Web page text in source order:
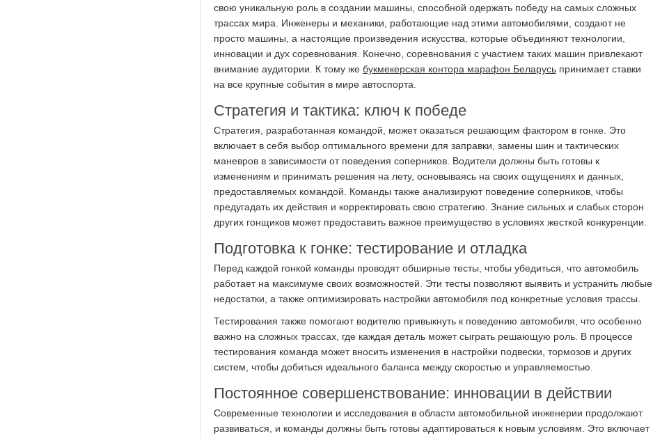
свою уникальную роль в создании машины, способной одержать победу на самых сложных
трассах мира. Инженеры и механики, работающие над этими автомобилями, создают не
просто машины, а настоящие произведения искусства, которые объединяют технологии,
инновации и дух соревнования. Конечно, соревнования с участием таких машин привлекают
внимание аудитории. К тому же букмекерская контора марафон Беларусь принимает ставки
на все крупные события в мире автоспорта.
Стратегия и тактика: ключ к победе
Стратегия, разработанная командой, может оказаться решающим фактором в гонке. Это
включает в себя выбор оптимального времени для заправки, замены шин и тактических
маневров в зависимости от поведения соперников. Водители должны быть готовы к
изменениям и принимать решения на лету, основываясь на своих ощущениях и данных,
предоставляемых командой. Команды также анализируют поведение соперников, чтобы
предугадать их действия и корректировать свою стратегию. Знание сильных и слабых сторон
других гонщиков может предоставить важное преимущество в условиях жесткой конкуренции.
Подготовка к гонке: тестирование и отладка
Перед каждой гонкой команды проводят обширные тесты, чтобы убедиться, что автомобиль
работает на максимуме своих возможностей. Эти тесты позволяют выявить и устранить любые
недостатки, а также оптимизировать настройки автомобиля под конкретные условия трассы.
Тестирования также помогают водителю привыкнуть к поведению автомобиля, что особенно
важно на сложных трассах, где каждая деталь может сыграть решающую роль. В процессе
тестирования команда может вносить изменения в настройки подвески, тормозов и других
систем, чтобы добиться идеального баланса между скоростью и управляемостью.
Постоянное совершенствование: инновации в действии
Современные технологии и исследования в области автомобильной инженерии продолжают
развиваться, и команды должны быть готовы адаптироваться к новым условиям. Это включает